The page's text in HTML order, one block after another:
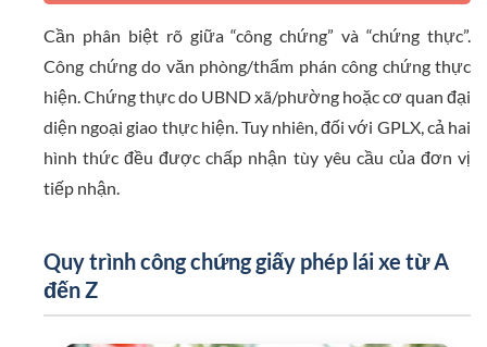
Cần phân biệt rõ giữa “công chứng” và “chứng thực”.
Công chứng do văn phòng/thẩm phán công chứng thực
hiện. Chứng thực do UBND xã/phường hoặc cơ quan đại
diện ngoại giao thực hiện. Tuy nhiên, đối với GPLX, cả hai
hình thức đều được chấp nhận tùy yêu cầu của đơn vị
tiếp nhận.
Quy trình công chứng giấy phép lái xe từ A
đến Z